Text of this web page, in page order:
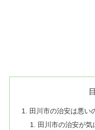
田川市の治安は悪い
田川市の治安が